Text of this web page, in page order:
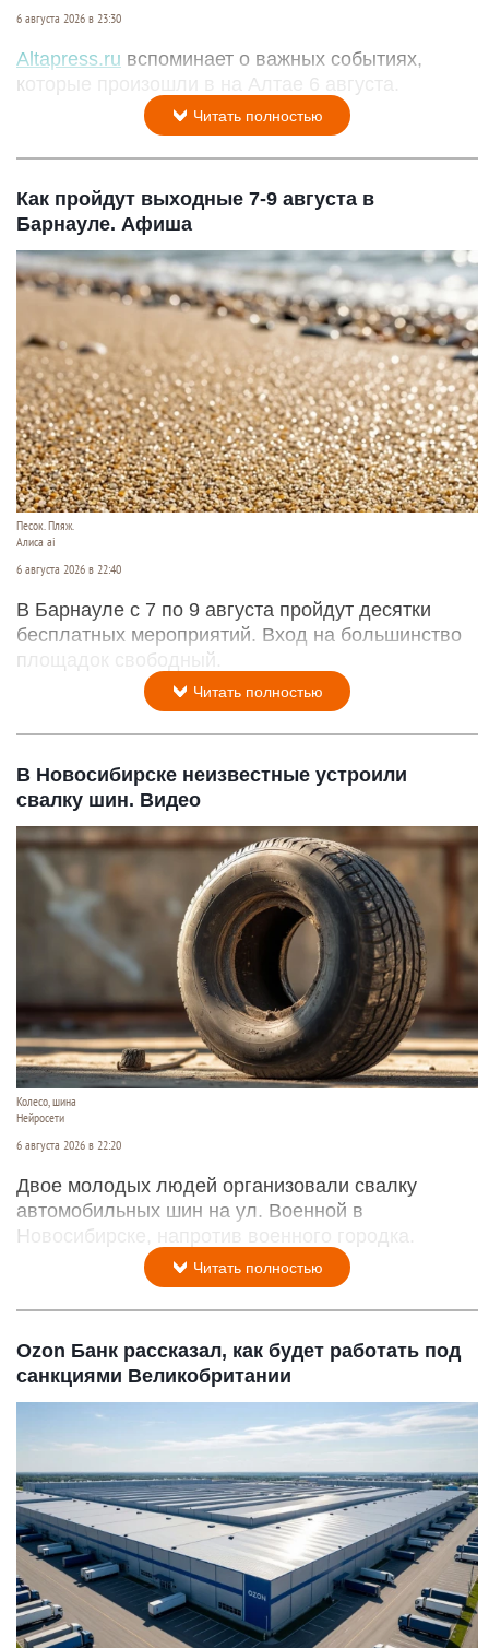
6 августа 2026 в 23:30
Altapress.ru вспоминает о важных событиях,
которые произошли в на Алтае 6 августа.
Читать полностью
Как пройдут выходные 7-9 августа в
Барнауле. Афиша
Песок. Пляж.
Алиса ai
6 августа 2026 в 22:40
В Барнауле с 7 по 9 августа пройдут десятки
бесплатных мероприятий. Вход на большинство
площадок свободный.
Читать полностью
В Новосибирске неизвестные устроили
свалку шин. Видео
Колесо, шина
Нейросети
6 августа 2026 в 22:20
Двое молодых людей организовали свалку
автомобильных шин на ул. Военной в
Новосибирске, напротив военного городка.
Читать полностью
Ozon Банк рассказал, как будет работать под
санкциями Великобритании